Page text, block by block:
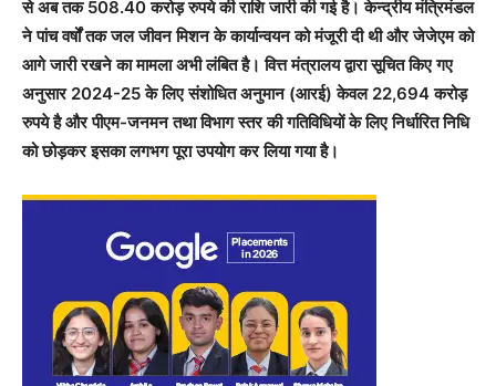
से अब तक 508.40 करोड़ रुपये की राशि जारी की गई है। केन्द्रीय मंत्रिमंडल
ने पांच वर्षों तक जल जीवन मिशन के कार्यान्वयन को मंजूरी दी थी और जेजेएम को
आगे जारी रखने का मामला अभी लंबित है। वित्त मंत्रालय द्वारा सूचित किए गए
अनुसार 2024-25 के लिए संशोधित अनुमान (आरई) केवल 22,694 करोड़
रुपये है और पीएम-जनमन तथा विभाग स्तर की गतिविधियों के लिए निर्धारित निधि
को छोड़कर इसका लगभग पूरा उपयोग कर लिया गया है।